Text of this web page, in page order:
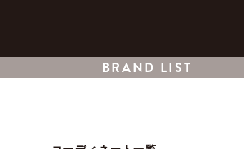
BRAND LIST